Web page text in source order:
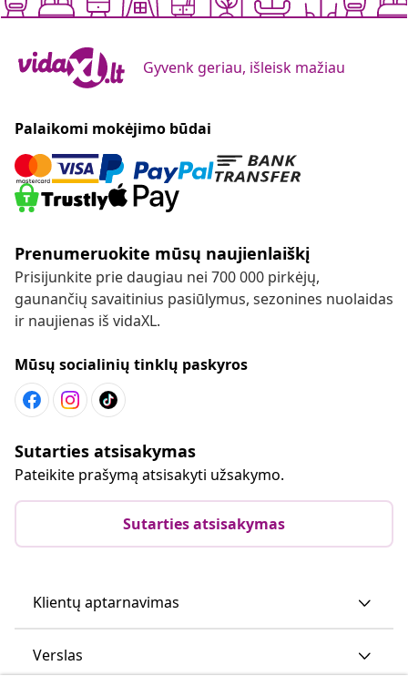
Gyvenk geriau, išleisk mažiau
Palaikomi mokėjimo būdai
Prenumeruokite mūsų naujienlaiškį
Prisijunkite prie daugiau nei 700 000 pirkėjų,
gaunančių savaitinius pasiūlymus, sezonines nuolaidas
ir naujienas iš vidaXL.
Mūsų socialinių tinklų paskyros
Sutarties atsisakymas
Pateikite prašymą atsisakyti užsakymo.
Sutarties atsisakymas
Klientų aptarnavimas
Verslas